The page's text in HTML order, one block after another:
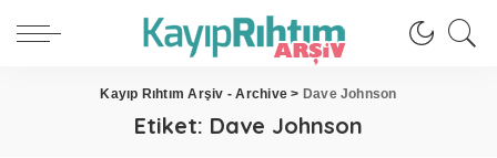
Kayıp Rıhtım Arşiv - Archive > Dave Johnson
Etiket: Dave Johnson